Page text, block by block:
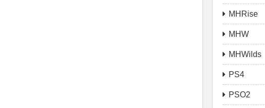
MHRise
MHW
MHWilds
PS4
PSO2